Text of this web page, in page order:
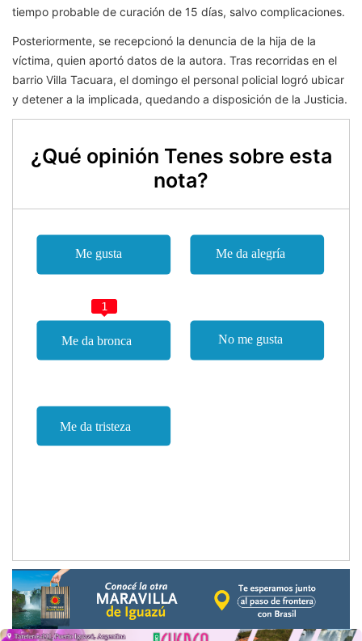
tiempo probable de curación de 15 días, salvo complicaciones.
Posteriormente, se recepcionó la denuncia de la hija de la
víctima, quien aportó datos de la autora. Tras recorridas en el
barrio Villa Tacuara, el domingo el personal policial logró ubicar
y detener a la implicada, quedando a disposición de la Justicia.
¿Qué opinión Tenes sobre esta
nota?
1